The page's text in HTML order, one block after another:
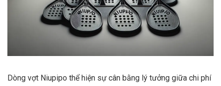
Dòng vợt Niupipo thể hiện sự cân bằng lý tưởng giữa chi phí